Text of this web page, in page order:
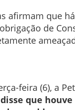
afirmam que
de
feira (6), a
que